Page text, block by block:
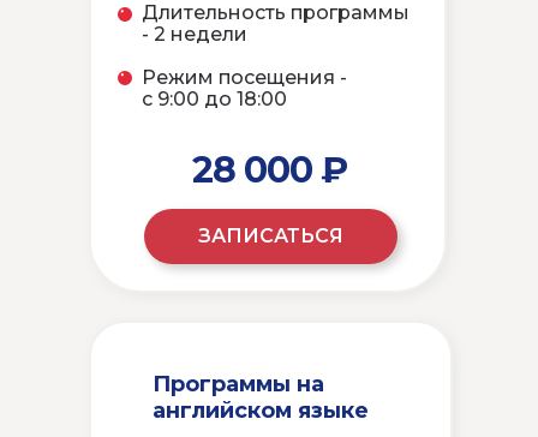
28 000 ₽
Длительность программы
- 2 недели
Режим посещения -
с 9:00 до 18:00
Программы на
английском языке
ЗАПИСАТЬСЯ
ЗАПИСАТЬСЯ И ПОЛУЧИТЬ
ОПИСАНИЕ
top.mail.ru.
Политикой конфиденциальности
персональных данных.